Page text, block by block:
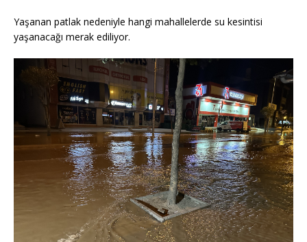
Yaşanan patlak nedeniyle hangi mahallelerde su kesintisi
yaşanacağı merak ediliyor.